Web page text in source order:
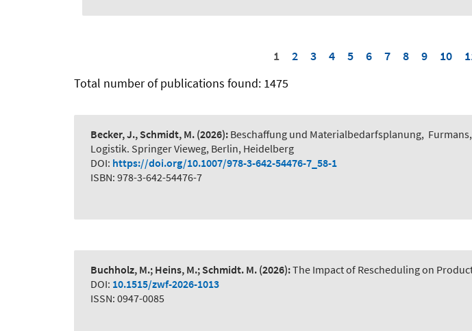
1 2 3 4 5 6 7 8 9 10
Total number of publications found: 1475
Becker, J., Schmidt, M. (2026): Beschaffung und Materialbedarfsplanung,
Logistik. Springer Vieweg, Berlin, Heidelberg
DOI: https://doi.org/10.1007/978-3-642-54476-7_58-1
ISBN: 978-3-642-54476-7
Buchholz, M.; Heins, M.; Schmidt. M. (2026):The Impact of Rescheduling on
DOI: 10.1515/zwf-2026-1013
ISSN: 0947-0085